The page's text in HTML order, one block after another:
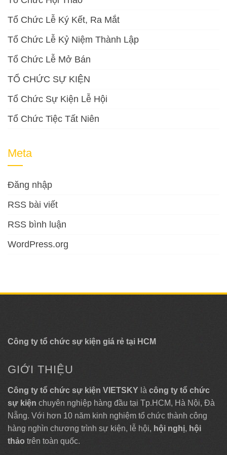
Tổ Chức Lễ Ký Kết, Ra Mắt
Tổ Chức Lễ Kỷ Niệm Thành Lập
Tổ Chức Lễ Mở Bán
TỔ CHỨC SỰ KIỆN
Tổ Chức Sự Kiện Lễ Hội
Tổ Chức Tiệc Tất Niên
Meta
Đăng nhập
RSS bài viết
RSS bình luận
WordPress.org
Công ty tổ chức sự kiện giá rẻ tại HCM
GIỚI THIỆU
Công ty tổ chức sự kiện VIETSKY là công ty tổ chức
sự kiện chuyên nghiệp hàng đầu tại Tp.HCM, Hà Nội, Đà
Nẵng. Với hơn 10 năm kinh nghiệm tổ chức thành công
hàng nghìn chương trình sự kiện, lễ hội, hội nghị, hội
thảo trên toàn quốc.